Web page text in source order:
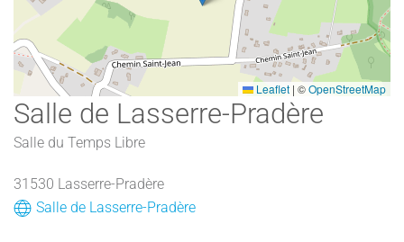
Leaflet | ©OpenStreetMap
Salle de Lasserre-Pradère
Salle du Temps Libre
31530 Lasserre-Pradère
Salle de Lasserre-Pradère